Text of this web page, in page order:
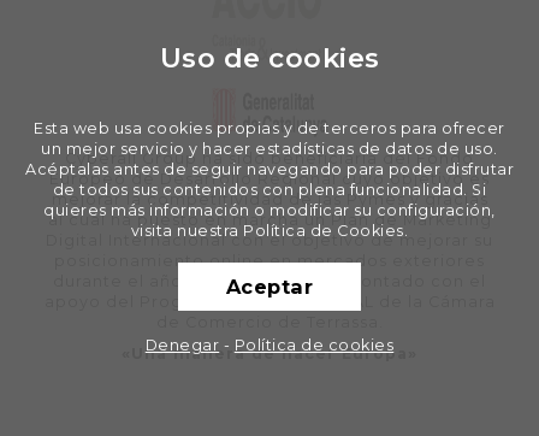
Cyberall Group ha sido beneficiaria del Fondo
Europeo de Desarrollo Regional cuyo objetivo es
mejorar la competitividad de las Pymes y gracias
al cual ha puesto en marcha un Plan de Marketing
Digital Internacional con el objetivo de mejorar su
posicionamiento online en mercados exteriores
durante el año 2020. Para ello ha contado con el
apoyo del Programa XPANDE DIGITAL de la Cámara
«Una manera de hacer Europa»
Uso de cookies
Esta web usa cookies propias y de terceros para ofrecer
un mejor servicio y hacer estadísticas de datos de uso.
Acéptalas antes de seguir navegando para poder disfrutar
de todos sus contenidos con plena funcionalidad. Si
quieres más información o modificar su configuración,
visita nuestra Política de Cookies.
Aceptar
Denegar - Política de cookies